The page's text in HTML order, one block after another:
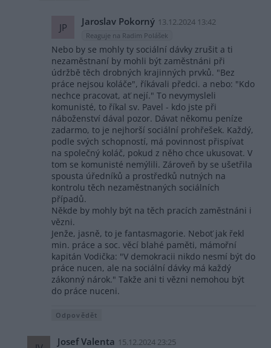
JP Jaroslav Pokorný 13.12.2024 13:42
Reaguje na Radim Polášek
Nebo by se mohly ty sociální dávky zrušit a ti
nezaměstnaní by mohli být zaměstnáni při
údržbě těch drobných krajinných prvků. "Bez
práce nejsou koláče", říkávali předci. a nebo: "Kdo
nechce pracovat, ať nejí." To nevymysleli
komunisté, to říkal sv. Pavel - kdo jste při
náboženství dával pozor. Dávat někomu peníze
zadarmo, to je nejhorší sociální prohřešek. Každý,
podle svých schopností, má povinnost přispívat
na společný koláč, pokud z něho chce ukusovat. V
tom se komunisté nemýlili. Zároveň by se ušetřila
spousta úředníků a prostředků nutných na
kontrolu těch nezaměstnaných sociálních
případů.
Někde by mohly být na těch pracích zaměstnáni i
vězni.
Jenže, jasně, to je fantasmagorie. Neboť jak řekl
min. práce a soc. věcí blahé paměti, mámořní
kapitán Vodička: "V demokracii nikdo nesmí být do
práce nucen, ale na sociální dávky má každý
zákonný nárok." Takže ani ti vězni nemohou být
do práce nuceni.
Odpovědět
Josef Valenta 15.12.2024 23:25